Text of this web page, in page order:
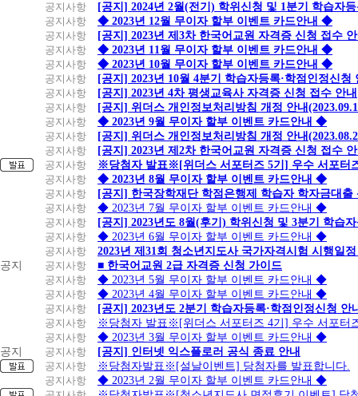
공지사항
[공지] 2024년 2월(전기) 학위신청 및 1분기 학습자
공지사항
◆ 2023년 12월 무이자 할부 이벤트 카드안내 ◆
공지사항
[공지] 2023년 제3차 한국어교원 자격증 신청 접수
공지사항
◆ 2023년 11월 무이자 할부 이벤트 카드안내 ◆
공지사항
◆ 2023년 10월 무이자 할부 이벤트 카드안내 ◆
공지사항
[공지] 2023년 10월 4분기 학습자등록·학점인정신청
공지사항
[공지] 2023년 4차 평생교육사 자격증 신청 접수 안내
공지사항
[공지] 위더스 개인정보처리방침 개정 안내
공지사항
◆ 2023년 9월 무이자 할부 이벤트 카드안내 ◆
공지사항
[공지] 위더스 개인정보처리방침 개정 안내
공지사항
[공지] 2023년 제2차 한국어교원 자격증 신청 접수
공지사항
※당첨자 발표※[위더스 서포터즈 5기] 우수 서포터
공지사항
◆ 2023년 8월 무이자 할부 이벤트 카드안내 ◆
공지사항
[공지] 한국장학재단 학점은행제 학습자 학자금대출
공지사항
◆ 2023년 7월 무이자 할부 이벤트 카드안내 ◆
공지사항
[공지] 2023년도 8월(후기) 학위신청 및 3분기 학습
공지사항
◆ 2023년 6월 무이자 할부 이벤트 카드안내 ◆
공지사항
2023년 제31회 청소년지도사 국가자격시험 시행일
공지
공지사항
■ 한국어교원 2급 자격증 신청 가이드
공지사항
◆ 2023년 5월 무이자 할부 이벤트 카드안내 ◆
공지사항
◆ 2023년 4월 무이자 할부 이벤트 카드안내 ◆
공지사항
[공지] 2023년도 2분기 학습자등록·학점인정신청 안
공지사항
※당첨자 발표※[위더스 서포터즈 4기] 우수 서포터
공지사항
◆ 2023년 3월 무이자 할부 이벤트 카드안내 ◆
공지
공지사항
[공지] 인터넷 익스플로러 공식 종료 안내
공지사항
※당첨자발표※[설날이벤트] 당첨자를 발표합니다.
공지사항
◆ 2023년 2월 무이자 할부 이벤트 카드안내 ◆